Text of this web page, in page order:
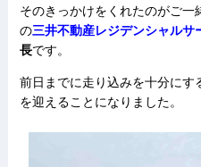
そのきっかけをくれたのがご
の三井不動産レジデンシャルサ
長です。
前日までに走り込みを十分にす
を迎えることになりました。